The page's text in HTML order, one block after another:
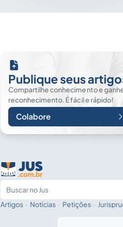
Publique seus
Compartilhe conhecimento e
reconhecimento. É fácil e rápido!
Colabore
Artigos · Notícias · Petições ·